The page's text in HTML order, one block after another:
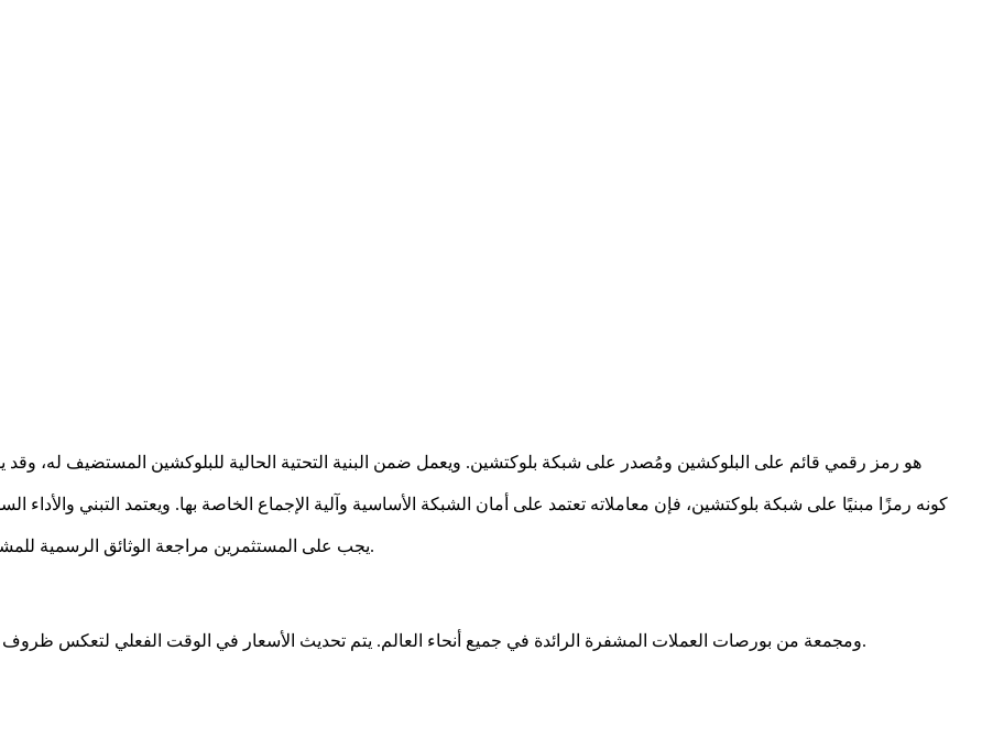
كونه رمزًا مبنيًا على شبكة بلوكتشين، فإن معاملاته تعتمد على أمان الشبكة الأساسية وآلية الإجماع الخاصة بها. ويعتمد التبني
يجب على المستثمرين مراجعة الوثائق الرسمية للمشروع لفهم حالات الاستخدام المقصودة واقتصاديات الرمز بشكل أفضل.
بيانات أسعار Solv Protocol مقدمة من CoinMarketCap ومجمعة من بورصات العملات المشفرة الرائدة في جميع أنحاء العالم. يتم تحديث الأسعار في الوقت الفعلي لتعكس ظروف السوق الحالية.